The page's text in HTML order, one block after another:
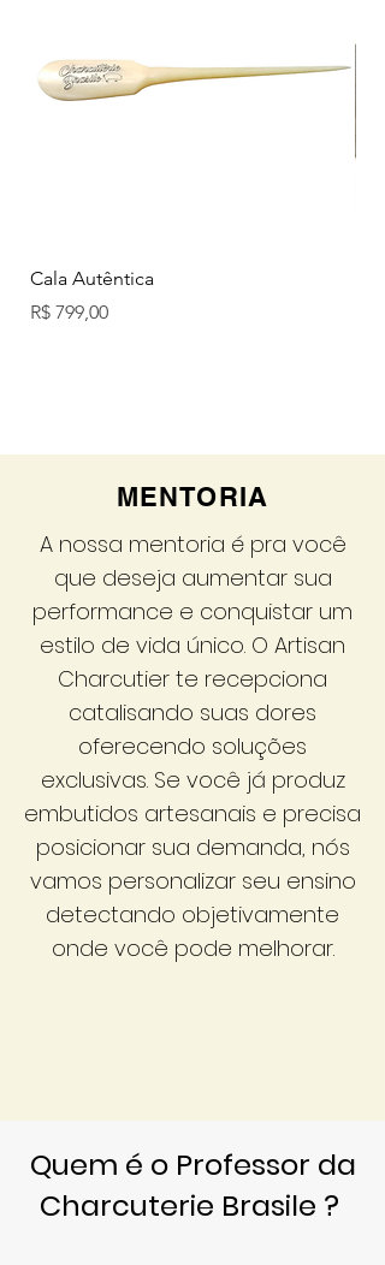
Cala Autêntica
Preço
R$ 799,00
MENTORIA
A nossa mentoria é pra você
que deseja aumentar sua
performance e conquistar um
estilo de vida único. O Artisan
Charcutier te recepciona
catalisando suas dores
oferecendo soluções
exclusivas. Se você já produz
embutidos artesanais e precisa
posicionar sua demanda, nós
vamos personalizar seu ensino
detectando objetivamente
onde você pode melhorar.
Quem é o Professor da
Charcuterie Brasile ?